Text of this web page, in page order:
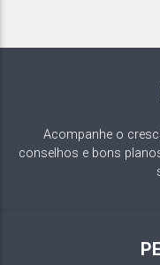
Acompanhe o
conselhos e bons